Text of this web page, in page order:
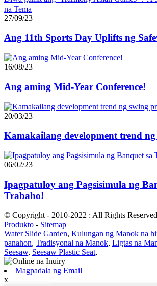
27/09/23
Ang 11th Sports Day Uplifts ng
16/08/23
Ang aming Mid-Year Conference!
20/03/23
Kamakailang development trend
06/02/23
Ipagpatuloy ang Pagsisimula ng
Trabaho!
© Copyright - 2010-2022 : All Rights
Produkto - Sitemap
Water Slide Garden, Kulungan ng Manok na
panahon, Tradisyonal na Manok, Ligtas na
Seesaw, Seesaw Plastic Seat,
Magpadala ng Email
x